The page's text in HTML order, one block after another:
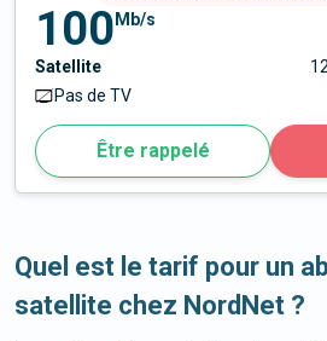
100Mb/s
Satellite
Pas de TV
Être rappelé
Quel est le tarif pour un
satellite chez NordNet ?